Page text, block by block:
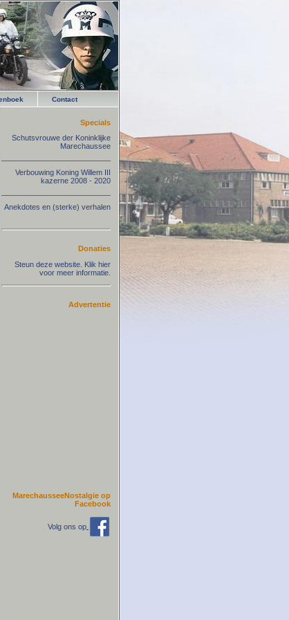
Contact
Specials
Schutsvrouwe der Koninklijke
Marechaussee
Verbouwing Koning Willem III
kazerne 2008 - 2020
Anekdotes en (sterke) verhalen
Donaties
Steun deze website. Klik hier
voor meer informatie.
Advertentie
MarechausseeNostalgie op
Facebook
Volg ons op